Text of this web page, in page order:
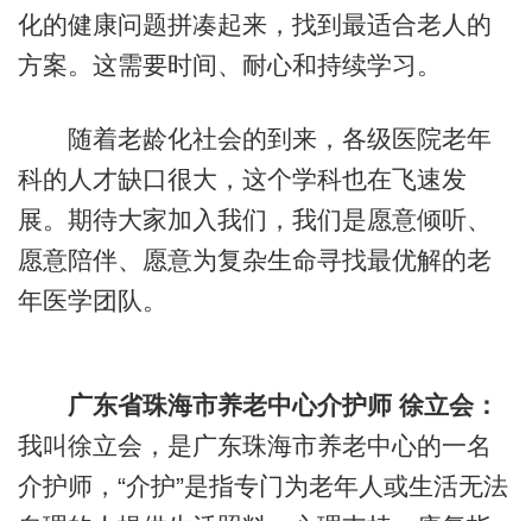
化的健康问题拼凑起来，找到最适合老人的
方案。这需要时间、耐心和持续学习。
随着老龄化社会的到来，各级医院老年
科的人才缺口很大，这个学科也在飞速发
展。期待大家加入我们，我们是愿意倾听、
愿意陪伴、愿意为复杂生命寻找最优解的老
年医学团队。
广东省珠海市养老中心介护师 徐立会：
我叫徐立会，是广东珠海市养老中心的一名
介护师，“介护”是指专门为老年人或生活无法